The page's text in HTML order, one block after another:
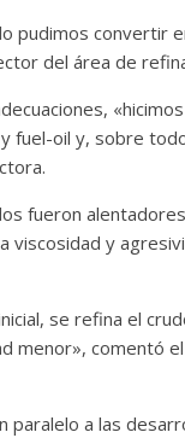
pudimos convertir
del área de
fuel-oil y, sobre
fueron
viscosidad y
se refina el
menor», comentó
paralelo a las
Responso por
15 septiembre, 2024
0